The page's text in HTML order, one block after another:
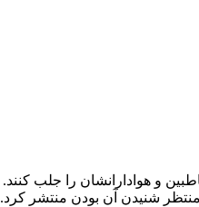
و هوادارانشان را جلب کنند.
شنیدن آن بودن منتشر کرد.